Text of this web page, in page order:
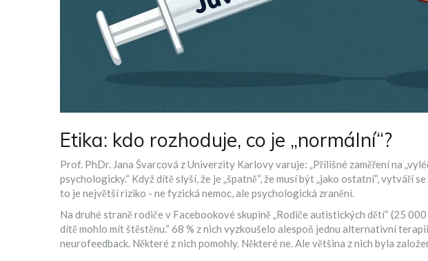
Etika: kdo rozhoduje, co je „normální“?
Prof. PhDr. Jana Švarcová z Univerzity Karlovy varuje: „Přílišné zaměření na
psychologicky.“ Když dítě slyší, že je „špatně“, že musí být „jako ostatní“, vytváří
to je největší riziko - ne fyzická nemoc, ale psychologická zranění.
Na druhé straně rodiče v Facebookové skupině „Rodiče autistických dětí“ (25
dítě mohlo mít štěstěnu.“ 68 % z nich vyzkoušelo alespoň jednu alternativní
neurofeedback. Některé z nich pomohly. Některé ne. Ale většina z nich byla